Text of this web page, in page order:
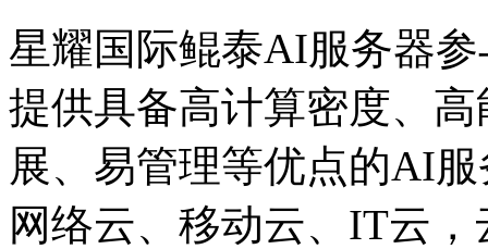
星耀国际鲲泰AI服务器
提供具备高计算密度、高
展、易管理等优点的AI
网络云、移动云、IT云